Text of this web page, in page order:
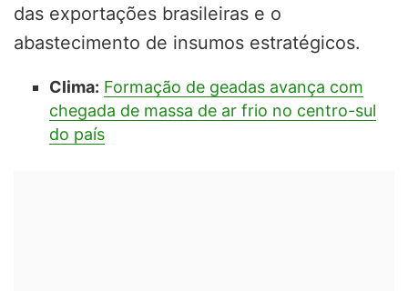
das exportações brasileiras e o
abastecimento de insumos estratégicos.
Clima: Formação de geadas avança com
chegada de massa de ar frio no centro-sul
do país